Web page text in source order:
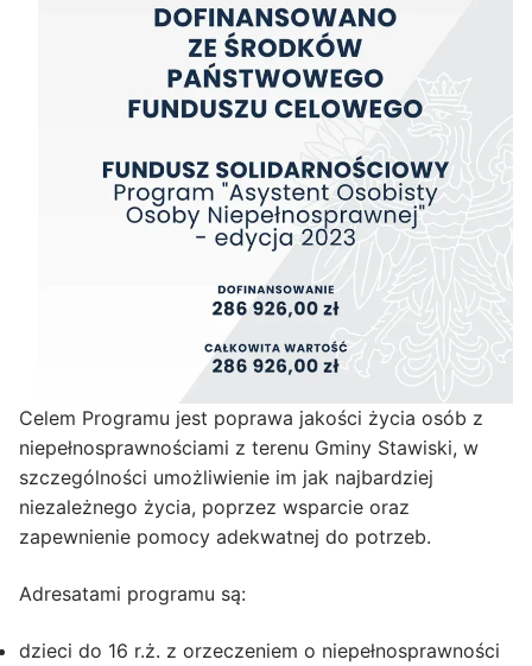
Celem Programu jest poprawa jakości życia osób z
niepełnosprawnościami z terenu Gminy Stawiski, w
szczególności umożliwienie im jak najbardziej
niezależnego życia, poprzez wsparcie oraz
zapewnienie pomocy adekwatnej do potrzeb.
Adresatami programu są:
dzieci do 16 r.ż. z orzeczeniem o niepełnosprawności